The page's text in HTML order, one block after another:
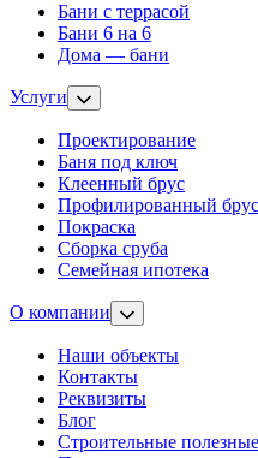
Бани с террасой
Бани 6 на 6
Дома — бани
Услуги
Проектирование
Баня под ключ
Клеенный брус
Профилированный брус
Покраска
Сборка сруба
Семейная ипотека
О компании
Наши объекты
Контакты
Реквизиты
Блог
Строительные полезные